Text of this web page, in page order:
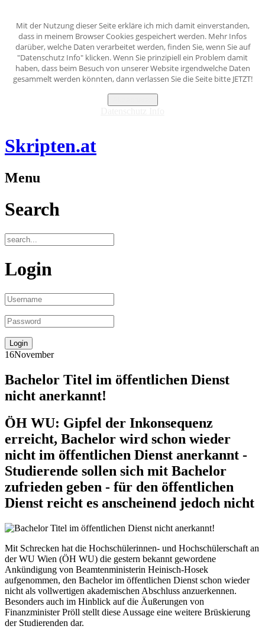
Mit der Nutzung dieser Seite erkläre ich mich damit einverstanden,
dass in meinem Browser Cookies gespeichert werden. Mehr Infos
darüber, welche Daten verarbeitet werden, finden Sie, wenn Sie auf
"Datenschutz Info" klicken. Wenn Sie prinzipiell ein Problem damit
haben, dass beim Besuch von unserer Website irgendwelche Daten
gesammelt werden könnten, dann verlassen Sie die Seite bitte JETZT!
Skripten.at
Menu
Search
Login
16November
Bachelor Titel im öffentlichen Dienst
nicht anerkannt!
ÖH WU: Gipfel der Inkonsequenz
erreicht, Bachelor wird schon wieder
nicht im öffentlichen Dienst anerkannt -
Studierende sollen sich mit Bachelor
zufrieden geben - für den öffentlichen
Dienst reicht es anscheinend jedoch nicht
Mit Schrecken hat die Hochschülerinnen- und Hochschülerschaft an
der WU Wien (ÖH WU) die gestern bekannt gewordene
Ankündigung von Beamtenministerin Heinisch-Hosek
aufgenommen, den Bachelor im öffentlichen Dienst schon wieder
nicht als vollwertigen akademischen Abschluss anzuerkennen.
Besonders auch im Hinblick auf die Äußerungen von
Finanzminister Pröll stellt diese Aussage eine weitere Brüskierung
der Studierenden dar.